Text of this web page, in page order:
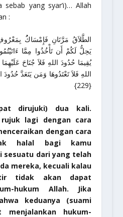
sebab yang syar’i)… Allah
:
الطَّلاَقُ مَرَّتَانِ فَإِمْسَاكُُ
يَحِلُّ لَكُمْ أَن تَأْخُذُوا مِمَّا
يُقِيمَا حُدُودَ اللهِ فَلاَ جُنَاحَ
اللهِ فَلاَ تَعْتَدُوهَا وَمَن يَتَعَدَّ حُدُودَ
{229}
dirujuki) dua kali.
lagi dengan cara
dengan cara
halal bagi kamu
sesuatu dari yang telah
mereka, kecuali kalau
tidak akan dapat
hukum Allah. Jika
keduanya (suami
hukum-